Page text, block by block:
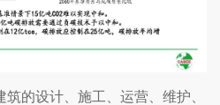
的设计、施工、运营、维护、